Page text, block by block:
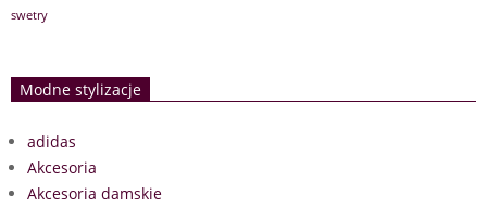
swetry
Modne stylizacje
adidas
Akcesoria
Akcesoria damskie